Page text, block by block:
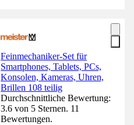
Feinmechaniker-Set für
Smartphones, Tablets, PCs,
Konsolen, Kameras, Uhren,
Brillen 108 teilig
Durchschnittliche Bewertung:
3.6 von 5 Sternen. 11
Bewertungen.